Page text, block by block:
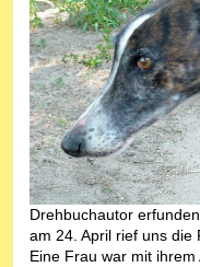
Drehbuchautor
am 24. April rief uns die
Eine Frau war mit